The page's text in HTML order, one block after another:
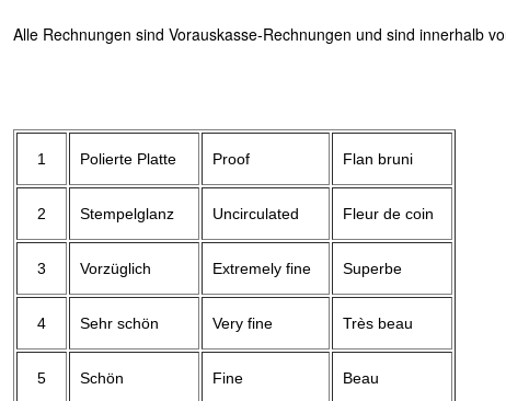
Alle Rechnungen sind Vorauskasse-Rechnungen und sind innerhalb
1 Polierte Platte Proof Flan bruni
2 Stempelglanz Uncirculated Fleur de coin
3 Vorzüglich Extremely fine Superbe
4 Sehr schön Very fine Très beau
5 Schön Fine Beau